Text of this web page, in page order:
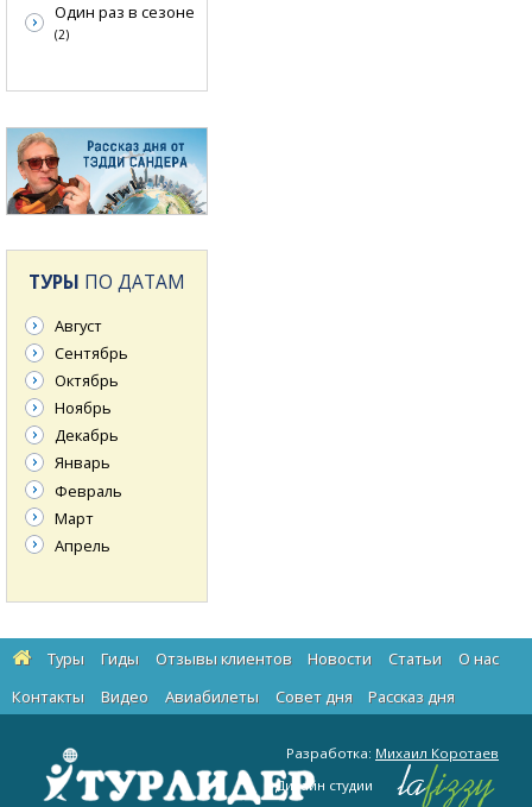
Один раз в сезоне
(2)
ТУРЫ ПО ДАТАМ
Август
Сентябрь
Октябрь
Ноябрь
Декабрь
Январь
Февраль
Март
Апрель
Туры Гиды Отзывы клиентов Новости Статьи
О нас
Контакты
Видео Авиабилеты Cовет дня Рассказ дня
Разработка: Михаил Коротаев
Дизайн студии